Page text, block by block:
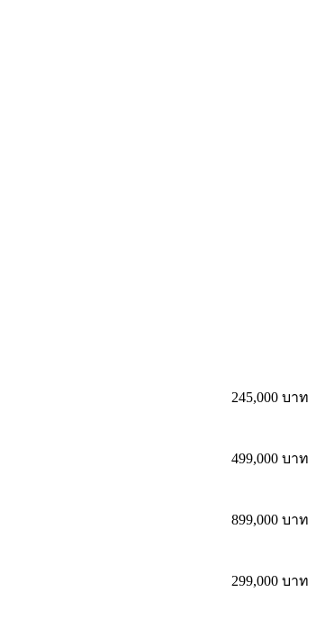
245,000 บาท
499,000 บาท
899,000 บาท
299,000 บาท